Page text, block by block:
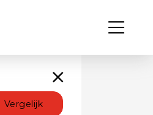
Vergelijk